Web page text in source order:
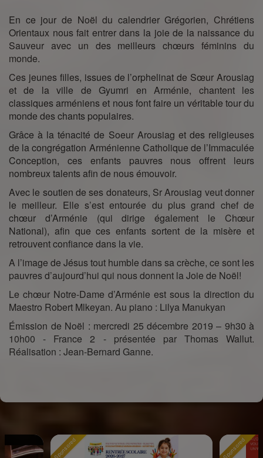
En ce jour de Noël du calendrier Grégorien, Chrétiens
Orientaux nous fait entrer dans la joie de la naissance du
Sauveur avec un des meilleurs chœurs féminins du
monde.
Ces jeunes filles, issues de l’orphelinat de Sœur Arousiag
et de la ville de Gyumri en Arménie, chantent les
classiques arméniens et nous font faire un véritable tour du
monde des chants populaires.
Grâce à la ténacité de Soeur Arousiag et des religieuses
de la congrégation Arménienne Catholique de l’Immaculée
Conception, ces enfants pauvres nous offrent leurs
nombreux talents afin de nous émouvoir.
Avec le soutien de ses donateurs, Sr Arousiag veut donner
le meilleur. Elle s’est entourée du plus grand chef de
chœur d’Arménie (qui dirige également le Chœur
National), afin que ces enfants sortent de la misère et
retrouvent confiance dans la vie.
A l’image de Jésus tout humble dans sa crèche, ce sont les
pauvres d’aujourd’hui qui nous donnent la Joie de Noël!
Le chœur Notre-Dame d’Arménie est sous la direction du
Maestro Robert Mlkeyan. Au piano : Lilya Manukyan
Émission de Noël : mercredi 25 décembre 2019 – 9h30 à
10h00 - France 2 - présentée par Thomas Wallut.
Réalisation : Jean-Bernard Ganne.
Sponsored Sponsored